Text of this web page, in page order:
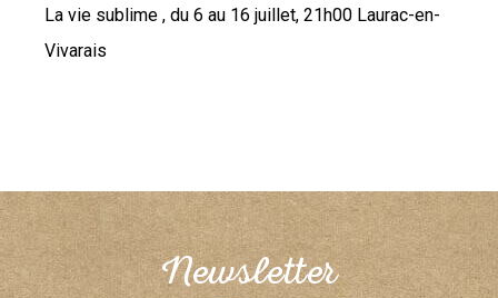
La vie sublime , du 6 au 16 juillet, 21h00 Laurac-en-
Vivarais
Newsletter